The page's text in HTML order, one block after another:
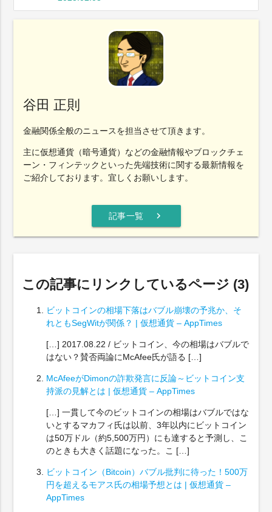
谷田 正則
金融関係全般のニュースを担当させて頂きます。
主に仮想通貨（暗号通貨）などの金融情報やブロックチェ
ーン・フィンテックといった先端技術に関する最新情報を
ご紹介しております。宜しくお願いします。
記事一覧 chevron_right
この記事にリンクしているページ (3)
ビットコインの相場下落はバブル崩壊の予兆か、そ
れともSegWitが関係？ | 仮想通貨 – AppTimes
[…] 2017.08.22 / ビットコイン、今の相場はバブルで
はない？賛否両論にMcAfee氏が語る […]
McAfeeがDimonの詐欺発言に反論～ビットコイン支
持派の見解とは | 仮想通貨 – AppTimes
[…] 一貫して今のビットコインの相場はバブルではな
いとするマカフィ氏は以前、3年以内にビットコイン
は50万ドル（約5,500万円）にも達すると予測し、こ
のときも大きく話題になった。こ […]
ビットコイン（Bitcoin）バブル批判に待った！500万
円を超えるモアス氏の相場予想とは | 仮想通貨 –
AppTimes